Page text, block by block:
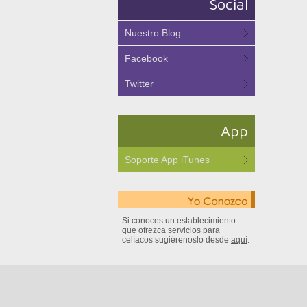
Social
Nuestro Blog
Facebook
Twitter
App
Soporte App iTunes
Si conoces un establecimiento
que ofrezca servicios para
celíacos sugiérenoslo desde aquí.